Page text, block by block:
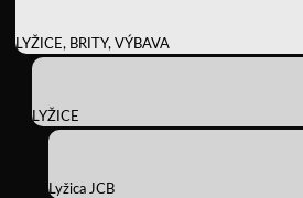
LYŽICE, BRITY, VÝBAVA
LYŽICE
Lyžica JCB